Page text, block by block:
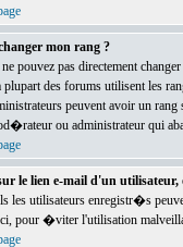
mon rang ?
pouvez pas directement
des forums utilisent les
peuvent avoir un
ou administrateur qui
le lien e-mail d'un utilisateur,
utilisateurs enregistr�s
pour �viter l'utilisation